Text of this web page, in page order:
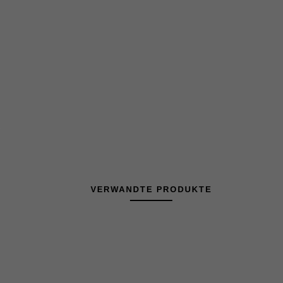
VERWANDTE PRODUKTE